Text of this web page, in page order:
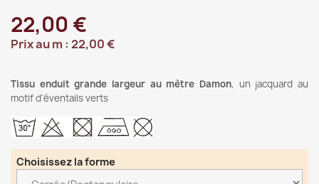
22,00 €
Prix au m : 22,00 €
Tissu enduit grande largeur au mètre Damon, un jacquard au
motif d'éventails verts
Choisissez la forme